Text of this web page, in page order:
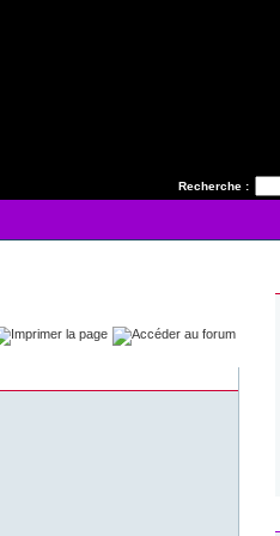
Recherche :